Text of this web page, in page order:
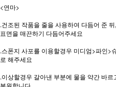
<연마>
.건조된 작품을 줄을 사용하여 다듬어 준
표면을 매끈하기 다듬어주세요
.스폰지 사포를 이용할경우 미디엄>파인>
로 해주세요
.이상할경우 갈아낸 부분에 물을 약간 바
복원합니다.